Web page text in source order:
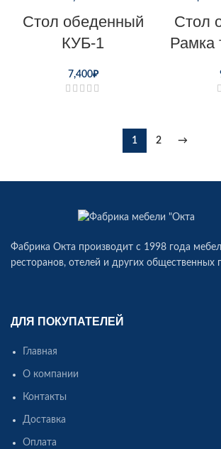
Стол обеденный
КУБ-1
7,400₽
Стол
Рамка
1 2 →
Фабрика Окта производит c 1998 года
ресторанов, отелей и других общественных
ДЛЯ ПОКУПАТЕЛЕЙ
Главная
О компании
Контакты
Доставка
Оплата